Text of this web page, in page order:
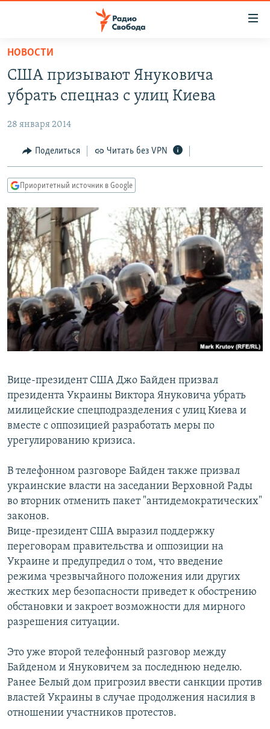
упрощенного
доступа
Вернуться
основному
Вернутся
главной
навигации
Вернутся
поиску
ПОДКАСТЫ
АВТОРСКИЕ ПРОЕКТЫ
ЦИТАТЫ СВОБОДЫ
МНЕНИЯ
IDEL.РЕАЛИИ
КАВКАЗ.РЕАЛИИ
СЕВЕР.РЕАЛИИ
СИБИРЬ.РЕАЛИИ
РАСПИСАНИЕ ВЕЩАНИЯ
ПОДПИШИТЕСЬ НА РАССЫЛКУ
СОЦИАЛЬНЫЕ СЕТИ
Все сайты РСЕ/РС
НОВОСТИ
CША призывают Януковича
убрать спецназ с улиц Киева
28 января 2014
Поделиться Читать без VPN
Приоритетный источник в Google
Вице-президент США Джо Байден призвал
президента Украины Виктора Януковича убрать
милицейские спецподразделения с улиц Киева и
вместе с оппозицией разработать меры по
урегулированию кризиса.
В телефонном разговоре Байден также призвал
украинские власти на заседании Верховной Рады
во вторник отменить пакет "антидемократических"
законов.
Вице-президент США выразил поддержку
переговорам правительства и оппозиции на
Украине и предупредил о том, что введение
режима чрезвычайного положения или других
жестких мер безопасности приведет к обострению
обстановки и закроет возможности для мирного
разрешения ситуации.
Это уже второй телефонный разговор между
Байденом и Януковичем за последнюю неделю.
Ранее Белый дом пригрозил ввести санкции против
властей Украины в случае продолжения насилия в
отношении участников протестов.